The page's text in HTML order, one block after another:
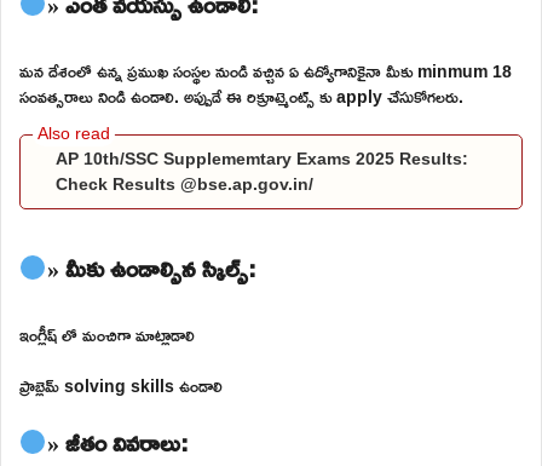
మన దేశంలో ఉన్న ప్రముఖ సంస్థల నుండి వచ్చిన ఏ ఉద్యోగానికైనా మీకు minmum 18
సంవత్సరాలు నిండి ఉండాలి. అప్పుడే ఈ రిక్రూట్మెంట్స్ కు apply చేసుకోగలరు.
AP 10th/SSC Supplememtary Exams 2025 Results:
Check Results @bse.ap.gov.in/
» మీకు ఉండాల్సిన స్కిల్స్:
ఇంగ్లీష్ లో మంచిగా మాట్లాడాలి
ప్రాబ్లెమ్ solving skills ఉండాలి
» జీతం వివరాలు: